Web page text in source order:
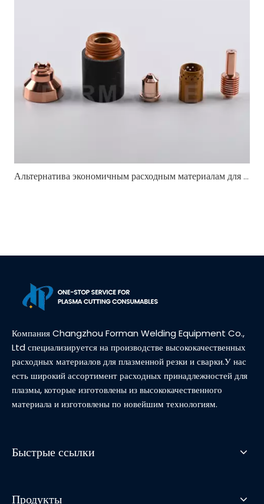
Альтернатива экономичным расходным материалам для плазменной резки, совместимым с Hypertherm
Компания Changzhou Forman Welding Equipment Co.,
Ltd специализируется на производстве высококачественных
расходных материалов для плазменной резки и сварки.У нас
есть широкий ассортимент расходных принадлежностей для
плазмы, которые изготовлены из высококачественного
материала и изготовлены по новейшим технологиям.
Быстрые ссылки
Продукты